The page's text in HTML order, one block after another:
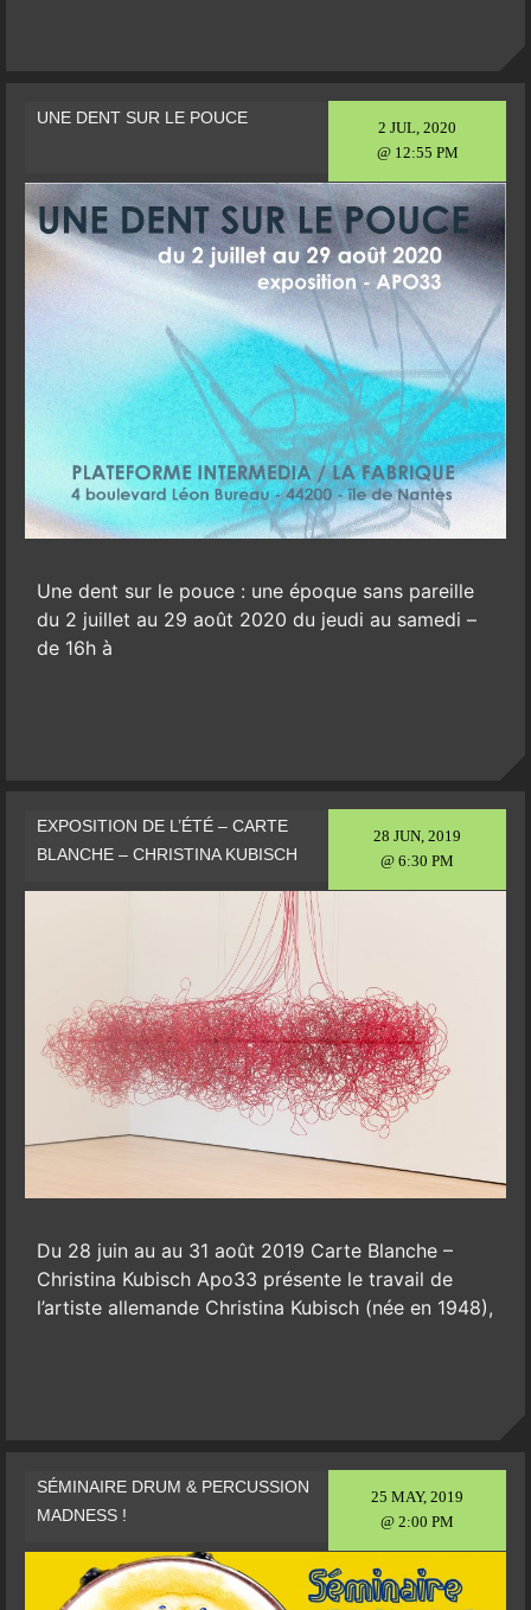
2 JUL, 2020
@ 12:55 PM
UNE DENT SUR LE POUCE
Une dent sur le pouce : une époque sans pareille
du 2 juillet au 29 août 2020 du jeudi au samedi –
de 16h à
28 JUN, 2019
@ 6:30 PM
EXPOSITION DE L’ÉTÉ – CARTE
BLANCHE – CHRISTINA KUBISCH
Du 28 juin au au 31 août 2019 Carte Blanche –
Christina Kubisch Apo33 présente le travail de
l’artiste allemande Christina Kubisch (née en 1948),
25 MAY, 2019
@ 2:00 PM
SÉMINAIRE DRUM & PERCUSSION
MADNESS !